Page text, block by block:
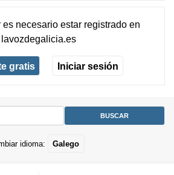
es necesario estar registradoen
lavozdegalicia.es
gratis Iniciar sesión
idioma: Galego